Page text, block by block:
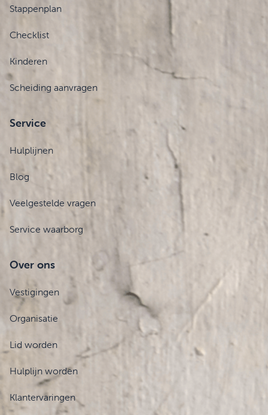
Stappenplan
Checklist
Kinderen
Scheiding aanvragen
Service
Hulplijnen
Blog
Veelgestelde vragen
Service waarborg
Over ons
Vestigingen
Organisatie
Lid worden
Hulplijn worden
Klantervaringen